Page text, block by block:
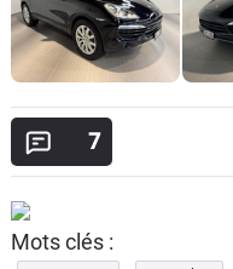
7
Mots clés :